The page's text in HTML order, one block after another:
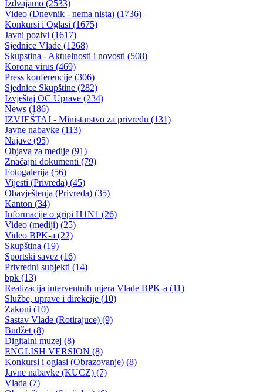
OŠ „Ustikolina“
Obavještenje o terminu upisa u prvi razred osnovne škole
26.04.2012
Filtriraj rezultate po kategoriji